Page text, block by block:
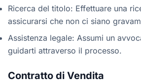
Ricerca del titolo: Effettuare una
assicurarsi che non ci siano
Assistenza legale: Assumi un
guidarti attraverso il processo.
Contratto di Vendita